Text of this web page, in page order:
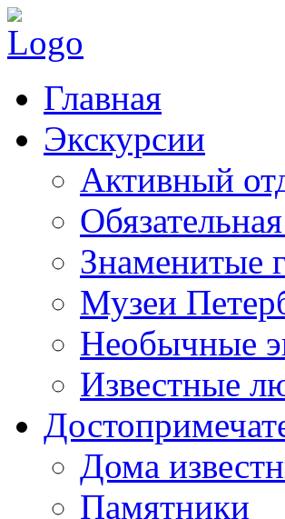
Главная
Экскурсии
Активный
Знаменитые
Музеи
Необычные
Известные
Дома
Памятники